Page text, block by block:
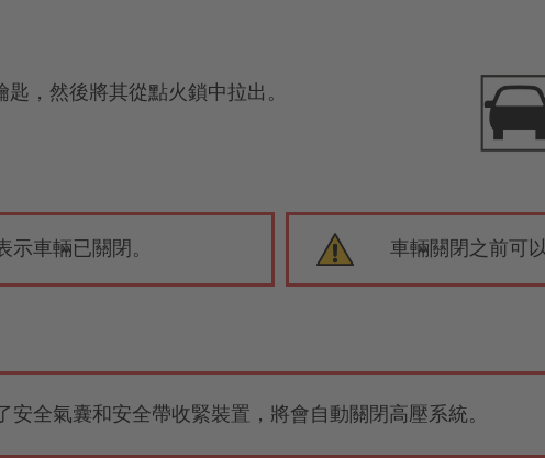
，然後將其從點火鎖中拉出。
示車輛已關閉。 車輛關閉之前可
安全氣囊和安全帶收緊裝置，將會自動關閉高壓系統。